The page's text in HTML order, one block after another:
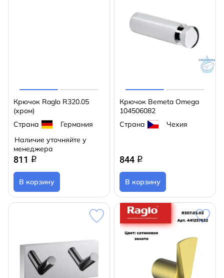
Крючок Raglo R320.05
(хром)
Страна
Германия
Наличие уточняйте у
менеджера
811 q
В корзину
Крючок Bemeta Omega
104506082
Страна
Чехия
844 q
В корзину